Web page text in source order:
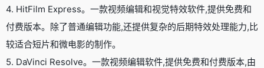
4. HitFilm Express。一款视频编辑和视觉特效软件,提供免费和
付费版本。除了普通编辑功能,还提供复杂的后期特效处理能力,比
较适合短片和微电影的制作。
5. DaVinci Resolve。一款视频编辑软件,提供免费和付费版本,由